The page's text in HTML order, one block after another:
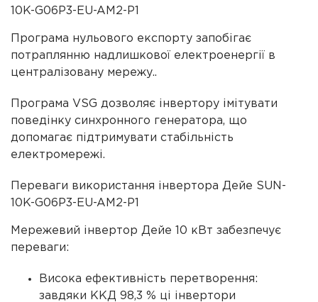
10K-G06P3-EU-AM2-P1
Програма нульового експорту запобігає
потраплянню надлишкової електроенергії в
централізовану мережу..
Програма VSG дозволяє інвертору імітувати
поведінку синхронного генератора, що
допомагає підтримувати стабільність
електромережі.
Переваги використання інвертора Дейе SUN-
10K-G06P3-EU-AM2-P1
Мережевий інвертор Дейе 10 кВт забезпечує
переваги:
Висока ефективність перетворення:
завдяки ККД 98,3 % ці інвертори